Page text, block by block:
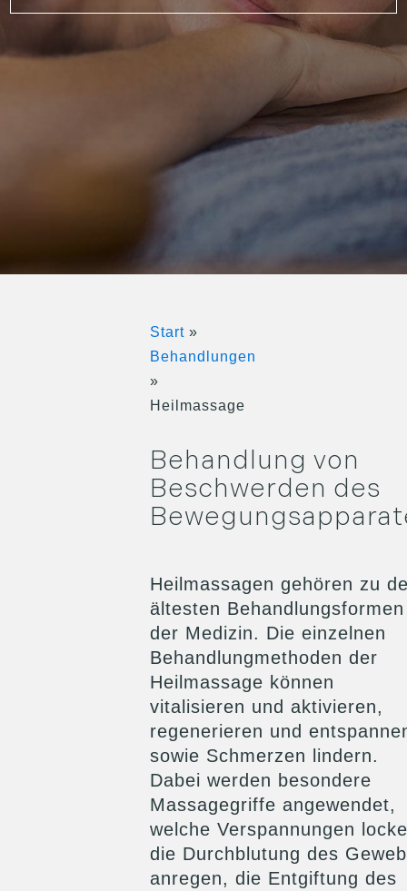
Über mich
Start»
Behandlungen
»
Heilmassage
Behandlung von
Beschwerden des
Heilmassagen gehören zu
ältesten
der Medizin. Die einzelnen
Behandlungmethoden der
Heilmassage können
vitalisieren und aktivieren,
regenerieren und
sowie Schmerzen lindern.
Dabei werden besondere
Massagegriffe angewendet,
welche Verspannungen
die Durchblutung des
anregen, die Entgiftung des